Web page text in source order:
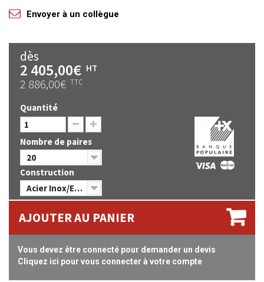
Envoyer à un collègue
dès
2 405,00€ HT
2 886,00€ TTC
Quantité
Nombre de paires
20
Construction
Acier Inox/Epoxy
AJOUTER AU PANIER
Vous devez être connecté pour demander un devis
Cliquez ici pour vous connecter à votre compte